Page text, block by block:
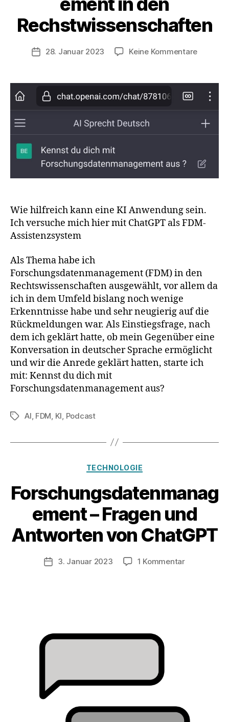
Rechstwissenschaften
Beitragsautor
n
z
l
Veröffentlichungsdatum
28. Januar 2023 Keine Kommentarezu
den
Wie hilfreich kann eine KI Anwendung sein.
Ich versuche mich hier mit ChatGPT als FDM-
Assistenzsystem
Als Thema habe ich
Forschungsdatenmanagement (FDM) in den
Rechtswissenschaften ausgewählt, vor allem da
ich in dem Umfeld bislang noch wenige
Erkenntnisse habe und sehr neugierig auf die
Rückmeldungen war. Als Einstiegsfrage, nach
dem ich geklärt hatte, ob mein Gegenüber eine
Konversation in deutscher Sprache ermöglicht
und wir die Anrede geklärt hatten, starte ich
mit: Kennst du dich mit
Forschungsdatenmanagement aus?
Schlagwörter
AI FDM KI Podcast
Kategorien
TECHNOLOGIE
Forschungsdatenmanag
ement – Fragen und
Antworten von ChatGPT
Beitragsautor
V
o
n
z
Veröffentlichungsdatum
3. Januar 2023 1 Kommentarzu